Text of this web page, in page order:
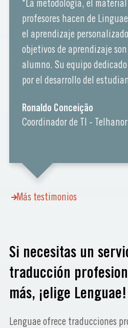
"La metodología, el material
profesores hacen de
el aprendizaje
objetivos de aprendizaje
alumno. Su equipo
por el desarrollo del
Ronaldo Conceição
Coordinador de TI -
Más testimonios
Si necesitas un
traducción
más, ¡elige Lenguae!
Lenguae ofrece traducciones